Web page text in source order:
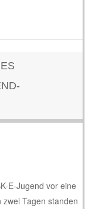
E-Jugend vor eine
Tagen standen